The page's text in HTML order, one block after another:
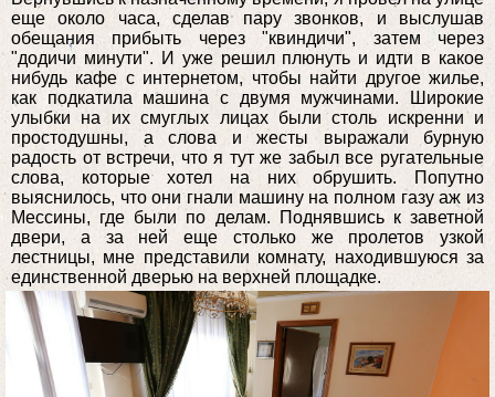
еще около часа, сделав пару звонков, и выслушав
обещания прибыть через "квиндичи", затем через
"додичи минути". И уже решил плюнуть и идти в какое
нибудь кафе с интернетом, чтобы найти другое жилье,
как подкатила машина с двумя мужчинами. Широкие
улыбки на их смуглых лицах были столь искренни и
простодушны, а слова и жесты выражали бурную
радость от встречи, что я тут же забыл все ругательные
слова, которые хотел на них обрушить. Попутно
выяснилось, что они гнали машину на полном газу аж из
Мессины, где были по делам. Поднявшись к заветной
двери, а за ней еще столько же пролетов узкой
лестницы, мне представили комнату, находившуюся за
единственной дверью на верхней площадке.